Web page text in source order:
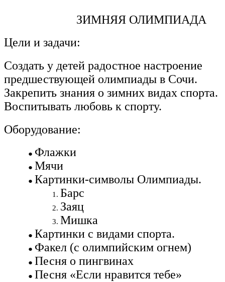
ЗИМНЯЯ ОЛИМПИАДА
Цели и задачи:
Создать у детей радостное настроение
предшествующей олимпиады в Сочи.
Закрепить знания о зимних видах спорта.
Воспитывать любовь к спорту.
Оборудование:
Флажки
Мячи
Картинки-символы Олимпиады.
Барс
Заяц
Мишка
Картинки с видами спорта.
Факел (с олимпийским огнем)
Песня о пингвинах
Песня «Если нравится тебе»